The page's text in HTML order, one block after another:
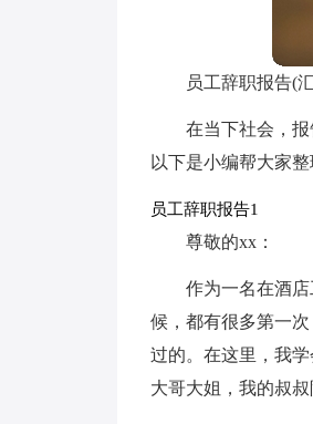
员工辞职报告(
在当下社会，
以下是小编帮大家
员工辞职报告1
尊敬的xx：
作为一名在酒
候，都有很多第一
过的。在这里，我
大哥大姐，我的叔